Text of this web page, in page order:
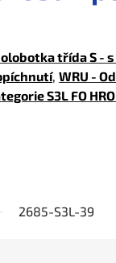
třída S -
, WRU -
S3L FO
2685-S3L-39